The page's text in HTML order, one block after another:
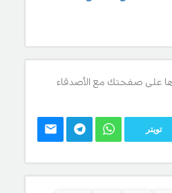
على صفحتك مع الأصدقاء
تويتر